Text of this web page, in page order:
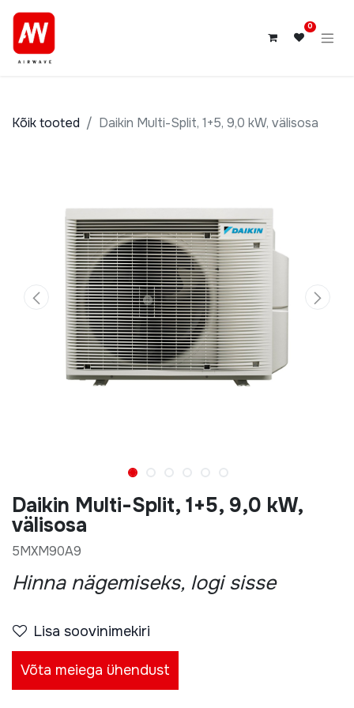
0
Kõik tooted Daikin Multi-Split, 1+5, 9,0 kW, välisosa
Daikin Multi-Split, 1+5, 9,0 kW,
välisosa
5MXM90A9
Hinna nägemiseks, logi sisse
Lisa soovinimekiri
Võta meiega ühendust